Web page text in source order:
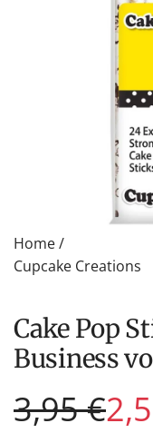
Home/
Cupcake Creations
Cake Pop Stiele Monkey
Business
3,95 €